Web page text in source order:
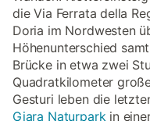
die Via Ferrata della
Doria im Nordwesten
Höhenunterschied
Brücke in etwa zwei
Quadratkilometer
Gesturi leben die
Giara Naturpark in